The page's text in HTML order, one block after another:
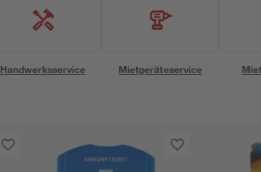
Handwerksservice Mietgeräteservice